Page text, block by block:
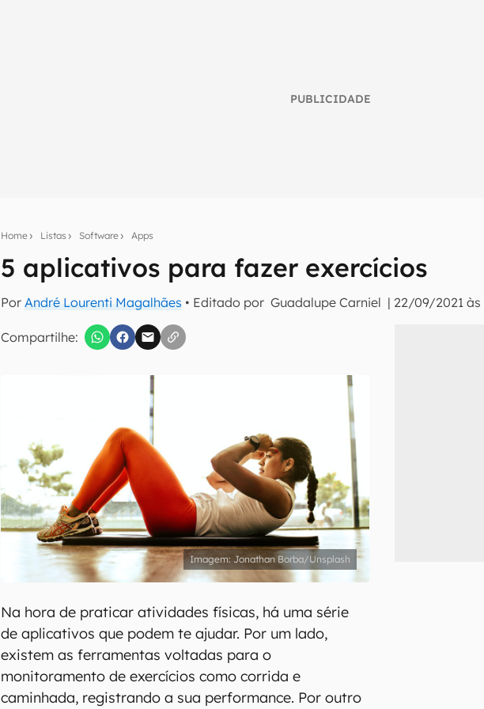
PUBLICIDADE
Home Listas Software Apps
5 aplicativos para fazer exercícios
PorAndré Lourenti Magalhães • Editado por Guadalupe Carniel | 22/09/2021 às
Compartilhe:
Seu resumo inteligente do mundo tech!
Assine a newsletter do Canaltech e receba notícias e reviews sobre tecnologia
Confirmo que li, aceito e concordo com os Termos de Uso e Política de Privacidade do
Jonathan Borba/Unsplash
Na hora de praticar atividades físicas, há uma série
de aplicativos que podem te ajudar. Por um lado,
existem as ferramentas voltadas para o
monitoramento de exercícios como corrida e
caminhada, registrando a sua performance. Por outro